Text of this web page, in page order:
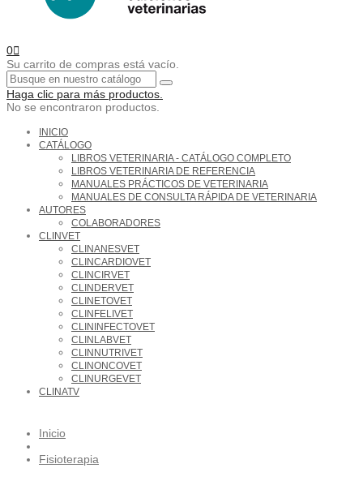
0
Su carrito de compras está vacío.
Haga clic para más productos.
No se encontraron productos.
INICIO
CATÁLOGO
LIBROS VETERINARIA - CATÁLOGO COMPLETO
LIBROS VETERINARIA DE REFERENCIA
MANUALES PRÁCTICOS DE VETERINARIA
MANUALES DE CONSULTA RÁPIDA DE VETERINARIA
AUTORES
COLABORADORES
CLINVET
CLINANESVET
CLINCARDIOVET
CLINCIRVET
CLINDERVET
CLINETOVET
CLINFELIVET
CLININFECTOVET
CLINLABVET
CLINNUTRIVET
CLINONCOVET
CLINURGEVET
CLINATV
Inicio
Fisioterapia